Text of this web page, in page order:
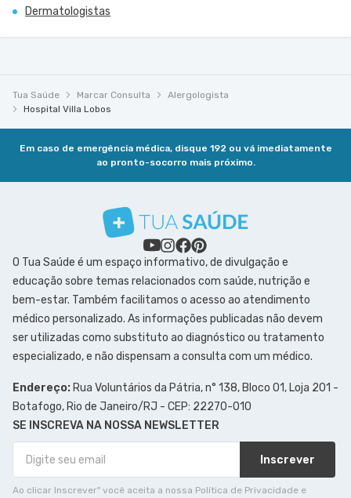
Dermatologistas
Tua Saúde Marcar Consulta
Alergologista
Hospital Villa Lobos
Em caso de emergência médica, disque 192 ou vá imediatamente
ao pronto-socorro mais próximo.
O Tua Saúde é um espaço informativo, de divulgação e
educação sobre temas relacionados com saúde, nutrição e
bem-estar. Também facilitamos o acesso ao atendimento
médico personalizado. As informações publicadas não devem
ser utilizadas como substituto ao diagnóstico ou tratamento
especializado, e não dispensam a consulta com um médico.
Endereço: Rua Voluntários da Pátria, n° 138, Bloco 01, Loja 201 -
Botafogo, Rio de Janeiro/RJ - CEP: 22270-010
SE INSCREVA NA NOSSA NEWSLETTER
Inscrever
Ao clicar Inscrever" você aceita a nossa Política de Privacidade e